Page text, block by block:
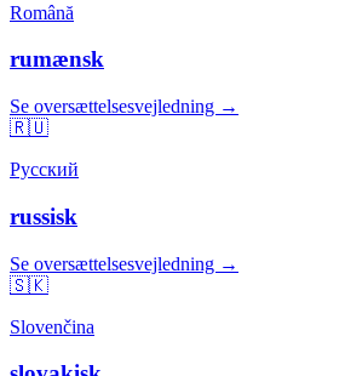
Română
rumænsk
Se oversættelsesvejledning →
🇷🇺
Русский
russisk
Se oversættelsesvejledning →
🇸🇰
Slovenčina